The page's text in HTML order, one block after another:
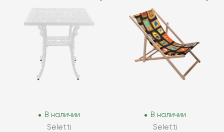
В наличии
Seletti
В наличии
Seletti